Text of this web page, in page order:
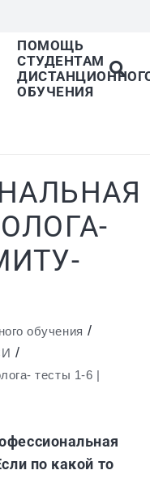
ПОМОЩЬ
СТУДЕНТАМ
ОБУЧЕНИЯ
используйте
и Enter для
Если у вас
обучения /
/
тесты 1-6 |
по какой то